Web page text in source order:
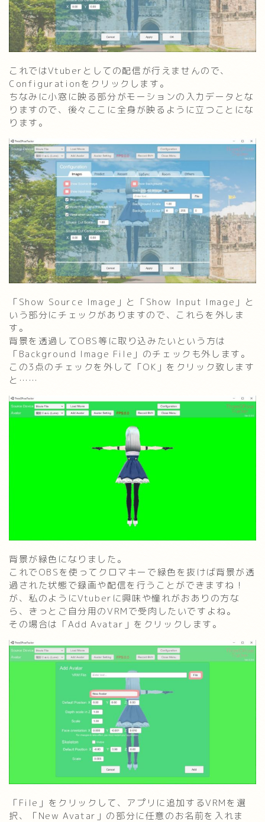
これではVtuberとしての配信が行えませんので、
Configurationをクリックします。
ちなみに小窓に映る部分がモーションの入力データとな
りますので、後々ここに全身が映るように立つことにな
ります。
「Show Source Image」と「Show Input Image」と
いう部分にチェックがありますので、これらを外しま
す。
背景を透過してOBS等に取り込みたいという方は
「Background Image File」のチェックも外します。
この3点のチェックを外して「OK」をクリック致します
と……
背景が緑色になりました。
これでOBSを使ってクロマキーで緑色を抜けば背景が透
過された状態で録画や配信を行うことができますね！
が、私のようにVtuberに興味や憧れがおありの方な
ら、きっとご自分用のVRMで受肉したいですよね。
その場合は「Add Avatar」をクリックします。
「File」をクリックして、アプリに追加するVRMを選
択、「New Avatar」の部分に任意のお名前を入れま